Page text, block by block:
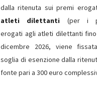
dalla ritenuta sui premi
atleti dilettanti (per i
erogati agli atleti dilettanti fino
dicembre 2026, viene
soglia di esenzione dalla
fonte pari a 300 euro